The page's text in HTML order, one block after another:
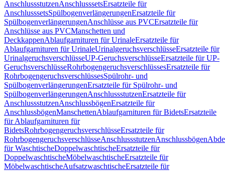
AnschlussstutzenAnschlusssetsErsatzteile für
AnschlusssetsSpülbogenverlängerungenErsatzteile für
SpülbogenverlängerungenAnschlüsse aus PVCErsatzteile für
Anschlüsse aus PVCManschetten und
DeckkappenAblaufgarnituren für UrinaleErsatzteile für
Ablaufgarnituren für UrinaleUrinalgeruchsverschlüsseErsatzteile für
UrinalgeruchsverschlüsseUP-GeruchsverschlüsseErsatzteile für UP-
GeruchsverschlüsseRohrbogengeruchsverschlüssesErsatzteile für
RohrbogengeruchsverschlüssesSpülrohr- und
SpülbogenverlängerungenErsatzteile für Spülrohr- und
SpülbogenverlängerungenAnschlussstutzenErsatzteile für
AnschlussstutzenAnschlussbögenErsatzteile für
AnschlussbögenManschettenAblaufgarnituren für BidetsErsatzteile
für Ablaufgarnituren für
BidetsRohrbogengeruchsverschlüsseErsatzteile für
RohrbogengeruchsverschlüsseAnschlussstutzenAnschlussbögen
für WaschtischeDoppelwaschtischeErsatzteile für
DoppelwaschtischeMöbelwaschtischeErsatzteile für
MöbelwaschtischeAufsatzwaschtischeErsatzteile für